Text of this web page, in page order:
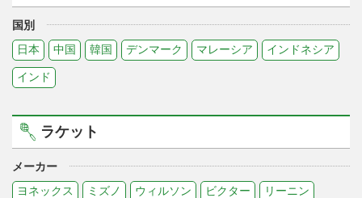
国別
日本
中国 韓国 デンマーク マレーシア インドネシア
インド
ラケット
メーカー
ヨネックス
ミズノ ウィルソン ビクター リーニン